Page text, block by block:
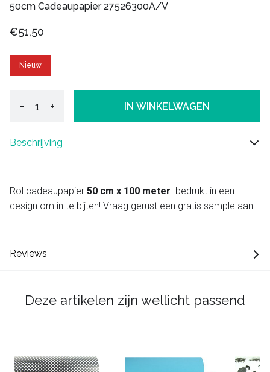
50cm Cadeaupapier 27526300A/V
€51,50
Nieuw
− + IN WINKELWAGEN
Beschrijving
Rol cadeaupapier 50 cm x 100 meter. bedrukt in een
design om in te bijten! Vraag gerust een gratis sample aan.
Reviews
Deze artikelen zijn wellicht passend